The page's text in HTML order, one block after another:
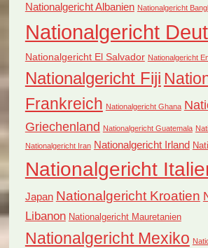
Nationalgericht Albanien Nationalgericht
Nationalgericht
Nationalgericht El Salvador Nationalgericht
Nationalgericht Fiji
Frankreich Nationalgericht Ghana
Griechenland Nationalgericht Guatemala
Nationalgericht Iran Nationalgericht Irland
Nationalgericht
Japan Nationalgericht Kroatien
Libanon Nationalgericht Mauretanien
Nationalgericht Mexiko